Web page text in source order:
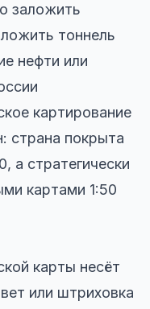
заложить
тоннель
нефти или
картирование
страна покрыта
а стратегически
картами 1:50
карты несёт
или штриховка